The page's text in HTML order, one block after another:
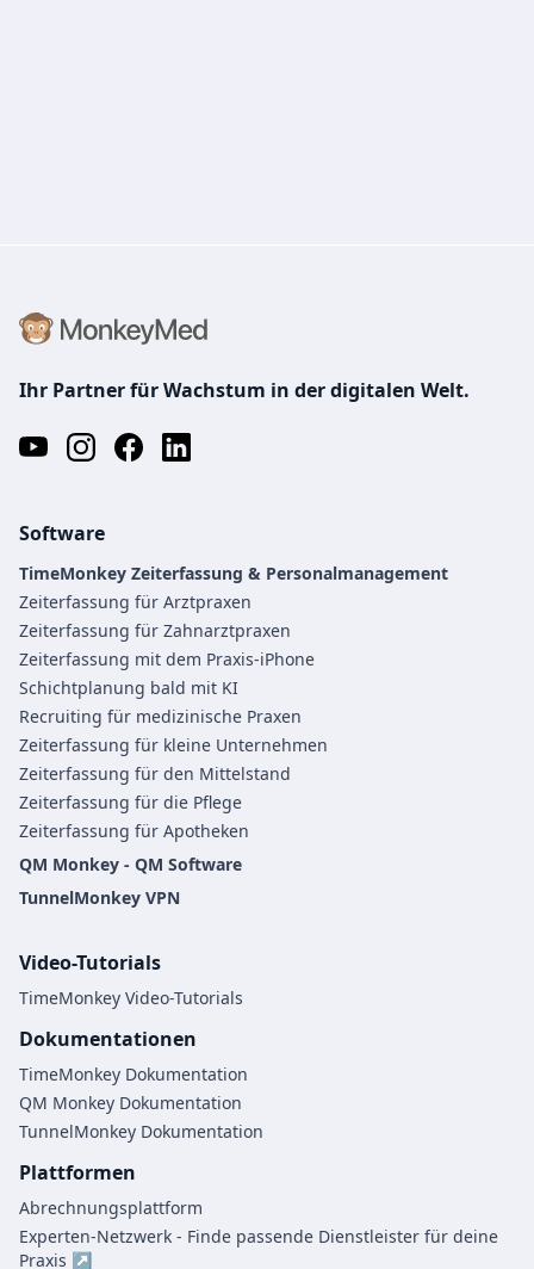
Ihr Partner für Wachstum in der digitalen Welt.
Software
TimeMonkey Zeiterfassung & Personalmanagement
Zeiterfassung für Arztpraxen
Zeiterfassung für Zahnarztpraxen
Zeiterfassung mit dem Praxis-iPhone
Schichtplanung bald mit KI
Recruiting für medizinische Praxen
Zeiterfassung für kleine Unternehmen
Zeiterfassung für den Mittelstand
Zeiterfassung für die Pflege
Zeiterfassung für Apotheken
QM Monkey - QM Software
TunnelMonkey VPN
Video-Tutorials
TimeMonkey Video-Tutorials
Dokumentationen
TimeMonkey Dokumentation
QM Monkey Dokumentation
TunnelMonkey Dokumentation
Plattformen
Abrechnungsplattform
Experten-Netzwerk - Finde passende Dienstleister für deine
Praxis ↗